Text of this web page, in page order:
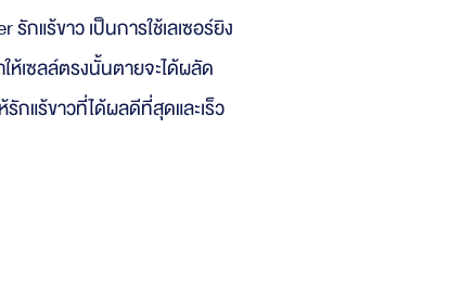
กแร้ขาว เป็นการใช้เลเซอร์ยิง
เซลล์ตรงนั้นตายจะได้ผลัด
กแร้ขาวที่ได้ผลดีที่สุดและเร็ว